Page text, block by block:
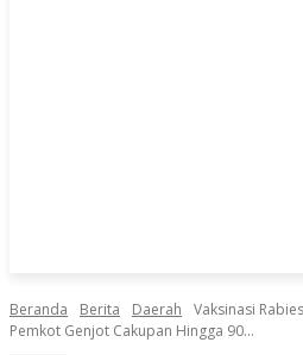
Beranda Berita Daerah
Vaksinasi
Pemkot Genjot Cakupan Hingga 90...